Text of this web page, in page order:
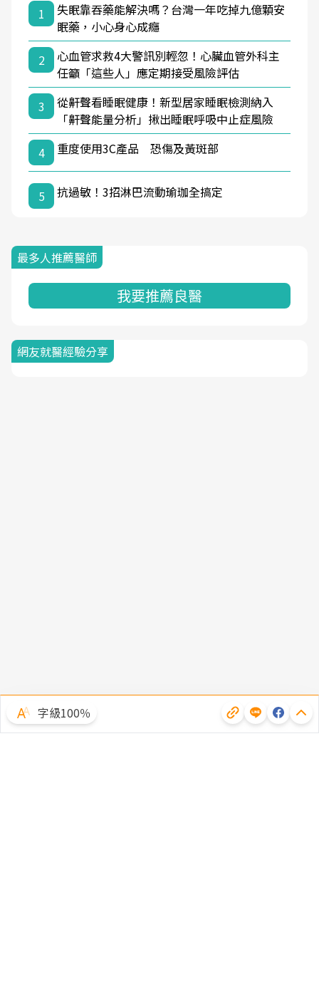
1
失眠靠吞藥能解決嗎？台灣一年吃掉九億顆安
眠藥，小心身心成癮
2
心血管求救4大警訊別輕忽！心臟血管外科主
任籲「這些人」應定期接受風險評估
3
從鼾聲看睡眠健康！新型居家睡眠檢測納入
「鼾聲能量分析」揪出睡眠呼吸中止症風險
4
重度使用3C產品 恐傷及黃斑部
5 抗過敏！3招淋巴流動瑜珈全搞定
最多人推薦醫師
我要推薦良醫
網友就醫經驗分享
字級100％